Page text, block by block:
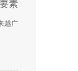
素
越广